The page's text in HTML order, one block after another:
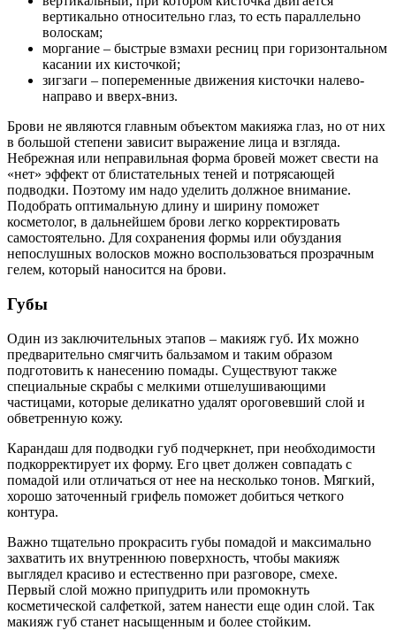
вертикально относительно глаз, то есть параллельно
волоскам;
моргание – быстрые взмахи ресниц при горизонтальном
касании их кисточкой;
зигзаги – попеременные движения кисточки налево-
направо и вверх-вниз.
Брови не являются главным объектом макияжа глаз, но от них
в большой степени зависит выражение лица и взгляда.
Небрежная или неправильная форма бровей может свести на
«нет» эффект от блистательных теней и потрясающей
подводки. Поэтому им надо уделить должное внимание.
Подобрать оптимальную длину и ширину поможет
косметолог, в дальнейшем брови легко корректировать
самостоятельно. Для сохранения формы или обуздания
непослушных волосков можно воспользоваться прозрачным
гелем, который наносится на брови.
Губы
Один из заключительных этапов – макияж губ. Их можно
предварительно смягчить бальзамом и таким образом
подготовить к нанесению помады. Существуют также
специальные скрабы с мелкими отшелушивающими
частицами, которые деликатно удалят ороговевший слой и
обветренную кожу.
Карандаш для подводки губ подчеркнет, при необходимости
подкорректирует их форму. Его цвет должен совпадать с
помадой или отличаться от нее на несколько тонов. Мягкий,
хорошо заточенный грифель поможет добиться четкого
контура.
Важно тщательно прокрасить губы помадой и максимально
захватить их внутреннюю поверхность, чтобы макияж
выглядел красиво и естественно при разговоре, смехе.
Первый слой можно припудрить или промокнуть
косметической салфеткой, затем нанести еще один слой. Так
макияж губ станет насыщенным и более стойким.